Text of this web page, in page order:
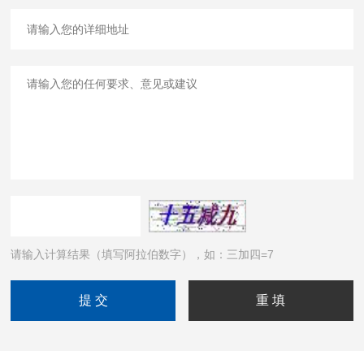
请输入计算结果（填写阿拉伯数字），如：三加四=7